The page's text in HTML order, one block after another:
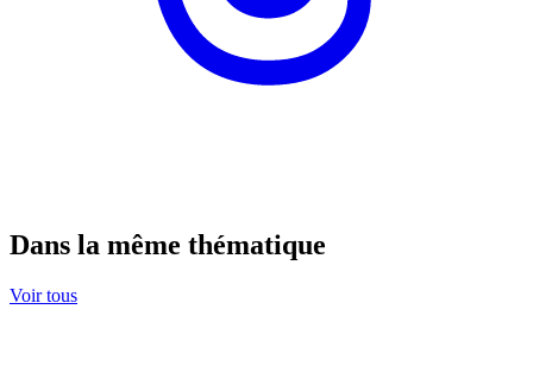
Dans la même thématique
Voir tous